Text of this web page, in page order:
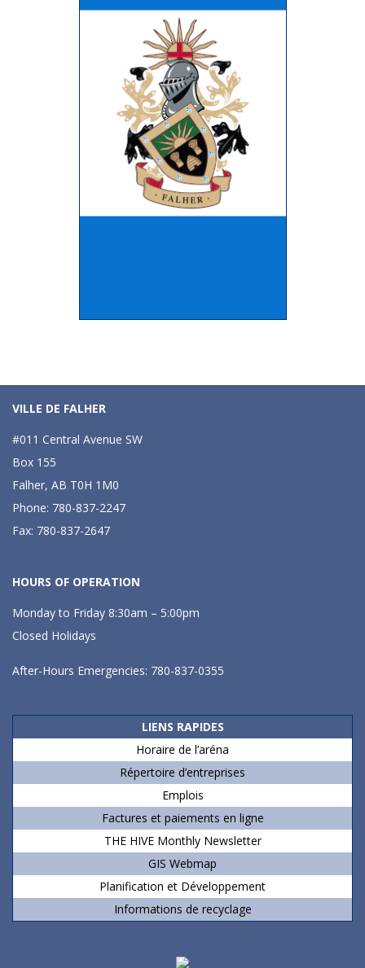
VILLE DE FALHER
#011 Central Avenue SW
Box 155
Falher, AB T0H 1M0
Phone: 780-837-2247
Fax: 780-837-2647
HOURS OF OPERATION
Monday to Friday 8:30am – 5:00pm
Closed Holidays
After-Hours Emergencies: 780-837-0355
LIENS RAPIDES
Horaire de l’aréna
Répertoire d’entreprises
Emplois
Factures et paiements en ligne
THE HIVE Monthly Newsletter
GIS Webmap
Planification et Développement
Informations de recyclage